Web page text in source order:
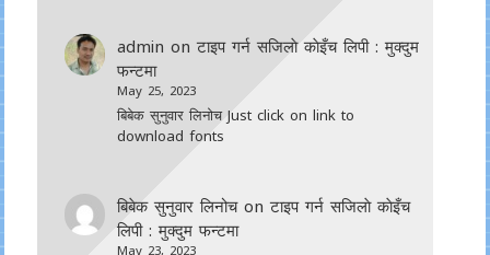
admin onटाइप गर्न सजिलाे काेइँच लिपी : मुक्दुम
फन्टमा
May 25, 2023
बिबेक सुनुवार लिनोच Just click on link to
download fonts
बिबेक सुनुवार लिनोचonटाइप गर्न सजिलाे काेइँच
लिपी : मुक्दुम फन्टमा
May 23, 2023